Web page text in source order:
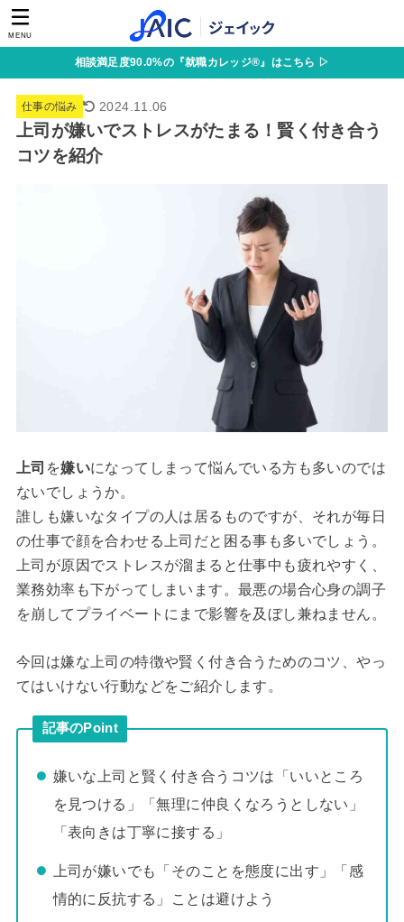
MENU
相談満足度90.0%の『就職カレッジ®』はこちら ▷
仕事の悩み 2024.11.06
上司が嫌いでストレスがたまる！賢く付き合う
コツを紹介
上司 を嫌いになってしまって悩んでいる方も多いのでは
ないでしょうか。
誰しも嫌いなタイプの人は居るものですが、それが毎日
の仕事で顔を合わせる上司だと困る事も多いでしょう。
上司が原因でストレスが溜まると仕事中も疲れやすく、
業務効率も下がってしまいます。最悪の場合心身の調子
を崩してプライベートにまで影響を及ぼし兼ねません。
今回は嫌な上司の特徴や賢く付き合うためのコツ、やっ
てはいけない行動などをご紹介します。
記事のPoint
嫌いな上司と賢く付き合うコツは「いいところ
を見つける」「無理に仲良くなろうとしない」
「表向きは丁寧に接する」
上司が嫌いでも「そのことを態度に出す」「感
情的に反抗する」ことは避けよう